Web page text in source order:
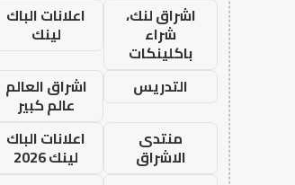
اشراق لنك،
شراء
باكلينكات
اعلانات الباك
لينك
التدريس
اشراق العالم
عالم كبير
منتدى
الاشراق
اعلانات الباك
لينك 2026